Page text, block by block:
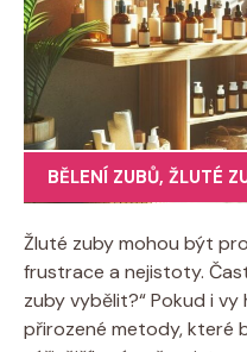
BĚLENÍ ZUBŮ, ŽLUTÉ
Žluté zuby mohou být
frustrace a nejistoty.
zuby vybělit?“ Pokud i
přirozené metody, které